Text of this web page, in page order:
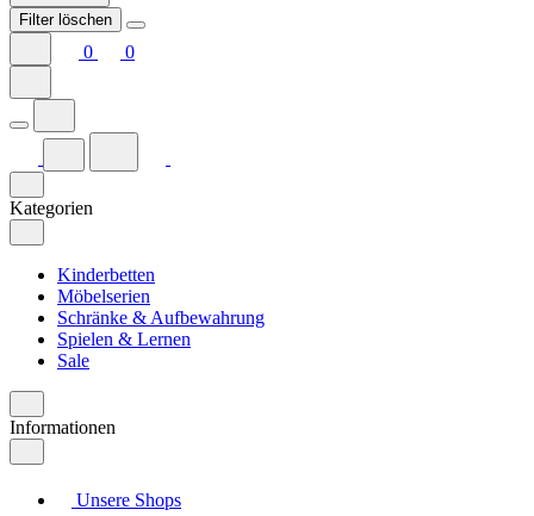
Filter löschen
0 0
Kategorien
Kinderbetten
Möbelserien
Schränke & Aufbewahrung
Spielen & Lernen
Sale
Informationen
Unsere Shops